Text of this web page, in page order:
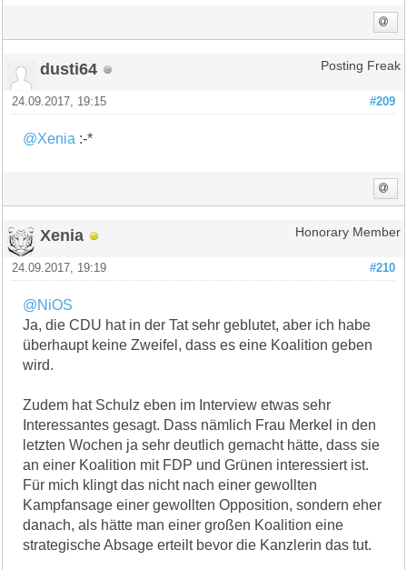
dusti64 Posting Freak
#209
24.09.2017, 19:15
@Xenia :-*
Xenia Honorary Member
#210
24.09.2017, 19:19
@NiOS
Ja, die CDU hat in der Tat sehr geblutet, aber ich habe
überhaupt keine Zweifel, dass es eine Koalition geben
wird.
Zudem hat Schulz eben im Interview etwas sehr
Interessantes gesagt. Dass nämlich Frau Merkel in den
letzten Wochen ja sehr deutlich gemacht hätte, dass sie
an einer Koalition mit FDP und Grünen interessiert ist.
Für mich klingt das nicht nach einer gewollten
Kampfansage einer gewollten Opposition, sondern eher
danach, als hätte man einer großen Koalition eine
strategische Absage erteilt bevor die Kanzlerin das tut.